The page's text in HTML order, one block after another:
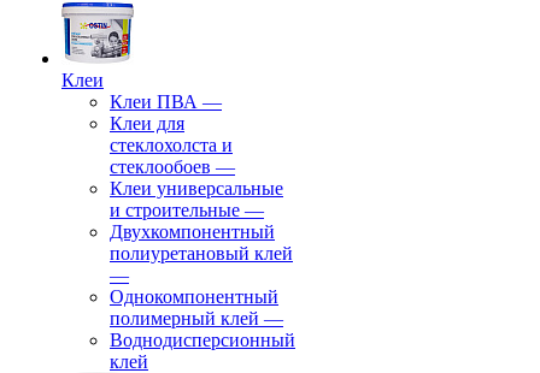
Клеи
Клеи ПВА —
Клеи для
стеклохолста и
стеклообоев —
Клеи универсальные
и строительные —
Двухкомпонентный
полиуретановый клей
—
Однокомпонентный
полимерный клей —
Воднодисперсионный
клей